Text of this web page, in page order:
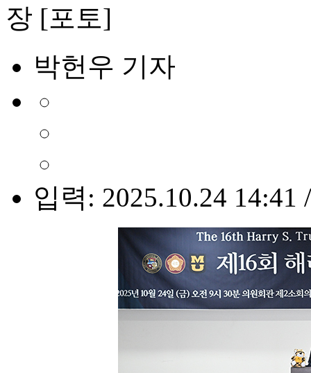
장 [포토]
박헌우 기자
입력: 2025.10.24 14:41